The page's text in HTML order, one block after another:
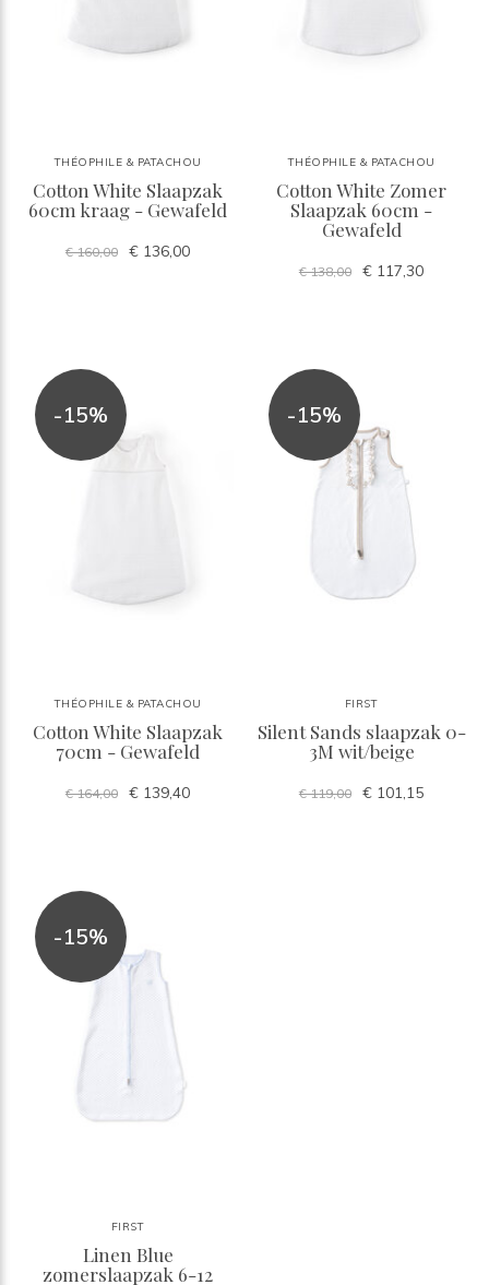
THÉOPHILE & PATACHOU
Cotton White Slaapzak
60cm kraag - Gewafeld
€ 160,00 € 136,00
THÉOPHILE & PATACHOU
Cotton White Zomer
Slaapzak 60cm -
Gewafeld
€ 138,00 € 117,30
-15%
THÉOPHILE & PATACHOU
Cotton White Slaapzak
70cm - Gewafeld
€ 164,00 € 139,40
-15%
FIRST
Silent Sands slaapzak 0-
3M wit/beige
€ 119,00 € 101,15
-15%
FIRST
Linen Blue
zomerslaapzak 6-12